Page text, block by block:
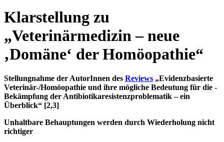
Klarstellung zu
„Veterinärmedizin – neue
‚Domäne‘ der Homöopathie“
Stellungnahme der AutorInnen des Reviews „Evidenzbasierte
Veterinär-/Homöopathie und ihre mögliche Bedeutung für die ­
Bekämpfung der Antibiotikaresistenzproblematik – ein
Überblick“ [2,3]
Unhaltbare Behauptungen werden durch Wiederholung nicht
richtiger